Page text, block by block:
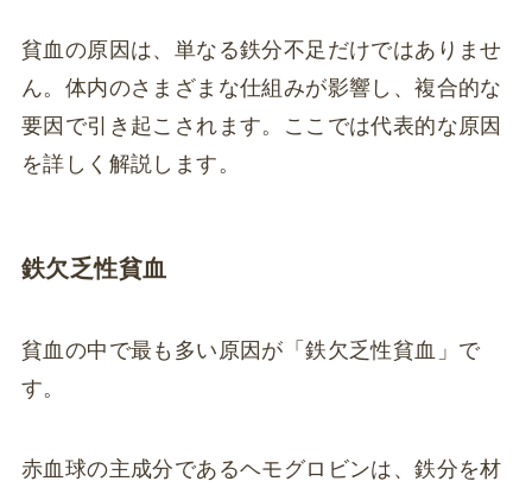
貧血の原因は、単なる鉄分不足だけではありませ
ん。体内のさまざまな仕組みが影響し、複合的な
要因で引き起こされます。ここでは代表的な原因
を詳しく解説します。
鉄欠乏性貧血
貧血の中で最も多い原因が「鉄欠乏性貧血」で
す。
赤血球の主成分であるヘモグロビンは、鉄分を材